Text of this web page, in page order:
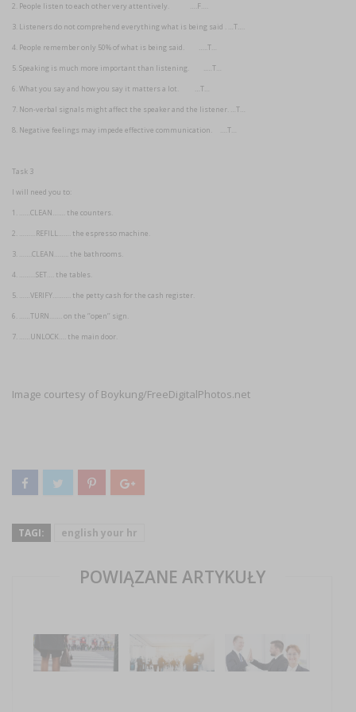
2. People listen to each other very attentively. ….F….
3. Listeners do not comprehend everything what is being said . …T….
4. People remember only 50% of what is being said. …..T…
5. Speaking is much more important than listening. ..…T…
6. What you say and how you say it matters a lot. …T…
7. Non-verbal signals might affect the speaker and the listener. …T…
8. Negative feelings may impede effective communication. ….T…
Task 3
I will need you to:
1. ……CLEAN……. the counters.
2. ………REFILL……. the espresso machine.
3. …….CLEAN…….. the bathrooms.
4. ………SET…. the tables.
5. ……VERIFY………. the petty cash for the cash register.
6. ……TURN……. on the ‘’open’’ sign.
7. ……UNLOCK…. the main door.
Image courtesy of Boykung/FreeDigitalPhotos.net
TAGI: english your hr
POWIĄZANE ARTYKUŁY